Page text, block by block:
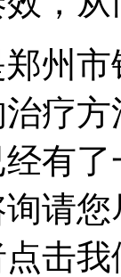
市
疗
有
请
击